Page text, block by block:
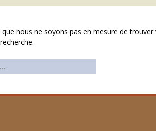
que nous ne soyons pas en mesure de trouver